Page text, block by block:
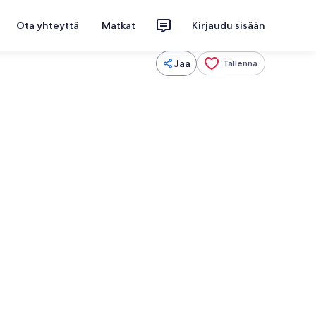
Ota yhteyttä Matkat Kirjaudu sisään
Jaa Tallenna